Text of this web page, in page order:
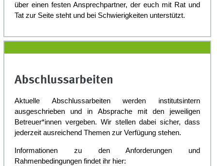
über einen festen Ansprechpartner, der euch mit Rat und
Tat zur Seite steht und bei Schwierigkeiten unterstützt.
Abschlussarbeiten
Aktuelle Abschlussarbeiten werden institutsintern
ausgeschrieben und in Absprache mit den jeweiligen
Betreuer*innen vergeben. Wir stellen dabei sicher, dass
jederzeit ausreichend Themen zur Verfügung stehen.
Informationen zu den Anforderungen und
Rahmenbedingungen findet ihr hier: